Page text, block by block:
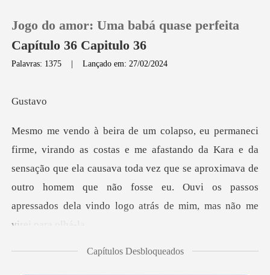
Jogo do amor: Uma babá quase perfeita
Capítulo 36 Capitulo 36
Palavras: 1375 |Lançado em: 27/02/2024
st
da Kara e da
sensação que ela causava toda vez que se aproximava de
outro homem que não foss
rodite - disse para
Capítulos Desbloqueados